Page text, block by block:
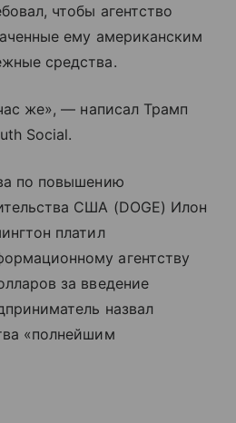
чтобы агентство
ему американским
средства.
же», — написал Трамп
Social.
по повышению
США (DOGE) Илон
платил
агентству
за введение
назвал
«полнейшим